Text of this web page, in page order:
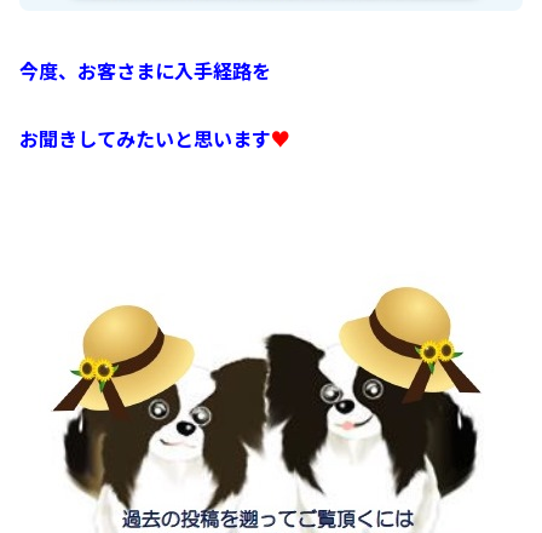
今度、お客さまに入手経路を
お聞きしてみたいと思います♥